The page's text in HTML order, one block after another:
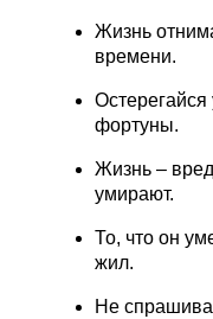
Жизнь
времени.
Остерегайся
фортуны.
Жизнь –
умирают.
То, что он
жил.
Не